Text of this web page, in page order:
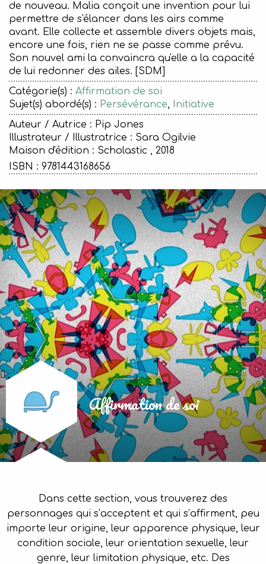
de nouveau. Malia conçoit une invention pour lui
permettre de s'élancer dans les airs comme
avant. Elle collecte et assemble divers objets mais,
encore une fois, rien ne se passe comme prévu.
Son nouvel ami la convaincra qu'elle a la capacité
de lui redonner des ailes. [SDM]
Catégorie(s) : Affirmation de soi
Sujet(s) abordé(s) : Persévérance,
Initiative
Auteur / Autrice : Pip Jones
Illustrateur / Illustratrice : Sara Ogilvie
Maison d'édition : Scholastic , 2018
ISBN : 9781443168656
Affirmation de soi
Dans cette section, vous trouverez des
personnages qui s’acceptent et qui s’affirment, peu
importe leur origine, leur apparence physique, leur
condition sociale, leur orientation sexuelle, leur
genre, leur limitation physique, etc. Des